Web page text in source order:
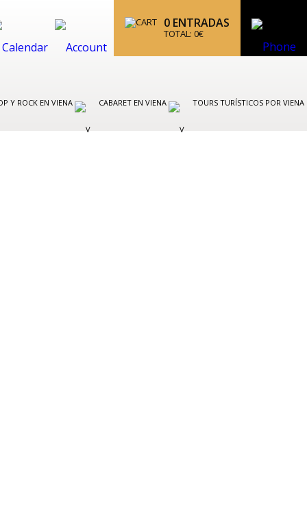
0 ENTRADAS
TOTAL: 0€
Y ROCK EN VIENA CABARET EN VIENA TOURS TURÍSTICOS POR VIENA